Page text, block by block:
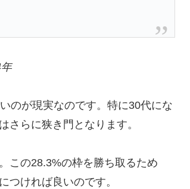
のが現実なのです。特に30代にな
さらに狭き門となります。
この28.3%の枠を勝ち取るため
つければ良いのです。